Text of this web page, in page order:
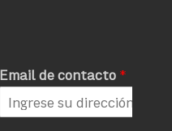
Email de contacto *